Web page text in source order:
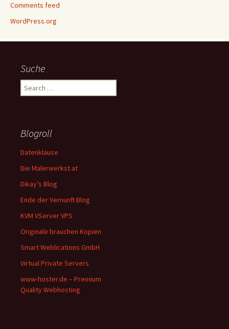
Comments feed
WordPress.org
Suche
Search
for:
Blogroll
Datenklause
Die Malerwerkst.at
Dikay’s Blog
Ende der Vernunft Blog
KVM VServer VPS
Originale brauchen Kopien
Smart Weblications GmbH
Virtual Private Servers
www-hoster.de – Premium
Quality Webhosting